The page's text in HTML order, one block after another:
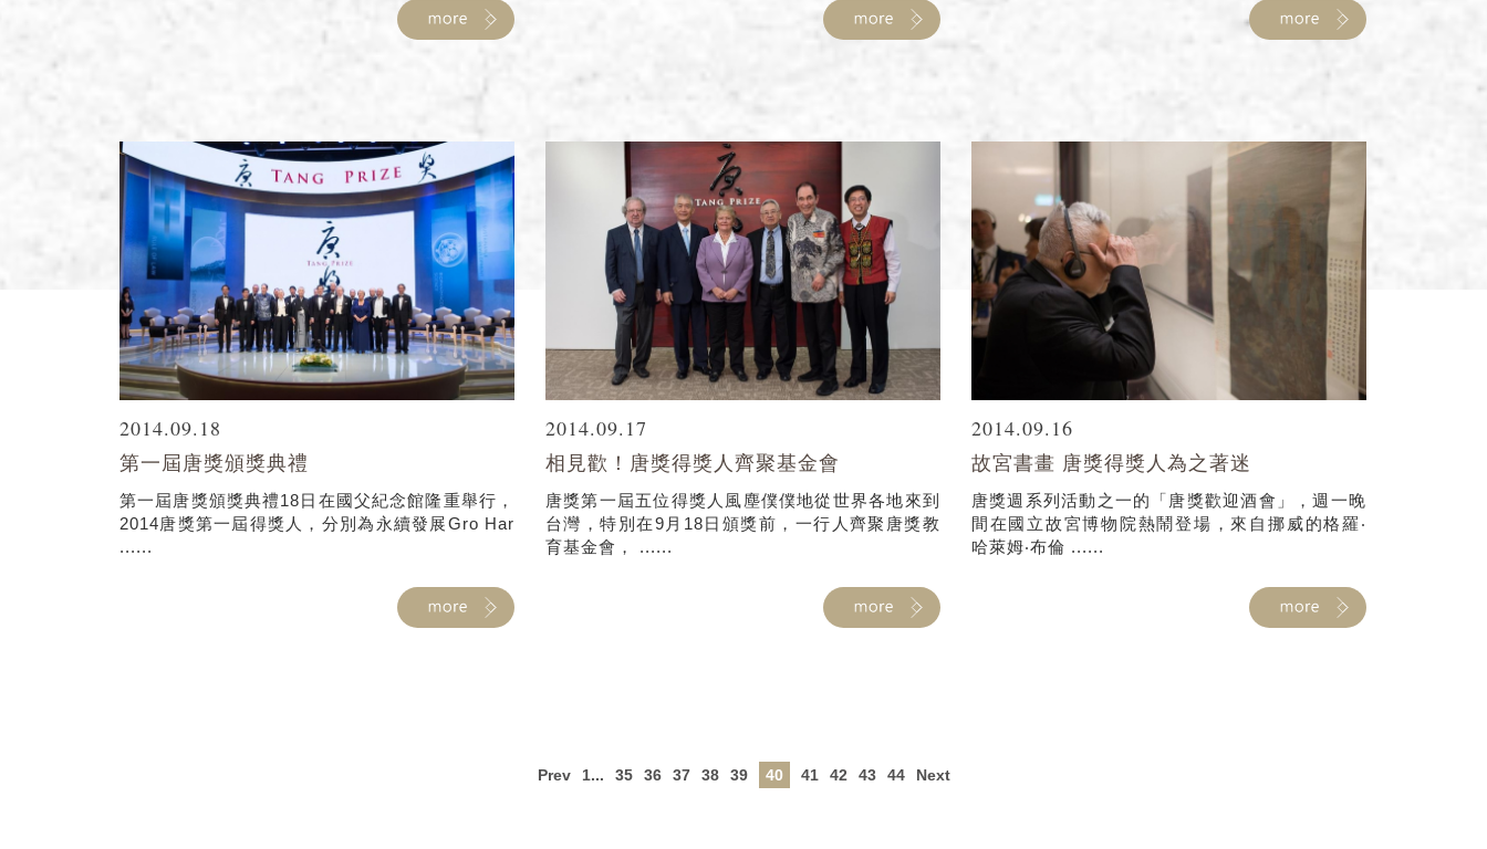
2014.09.18
第一屆唐獎頒獎典禮
第一屆唐獎頒獎典禮18日在國父紀念館隆重舉行，
2014唐獎第一屆得獎人，分別為永續發展Gro Har
......
2014.09.17
相見歡！唐獎得獎人齊聚基金會
唐獎第一屆五位得獎人風塵僕僕地從世界各地來到
台灣，特別在9月18日頒獎前，一行人齊聚唐獎教
育基金會， ......
2014.09.16
故宮書畫 唐獎得獎人為之著迷
唐獎週系列活動之一的「唐獎歡迎酒會」，週一晚
間在國立故宮博物院熱鬧登場，來自挪威的格羅‧
哈萊姆‧布倫 ......
Prev 1... 35 36 37 38 39 40 41 42 43 44 Next